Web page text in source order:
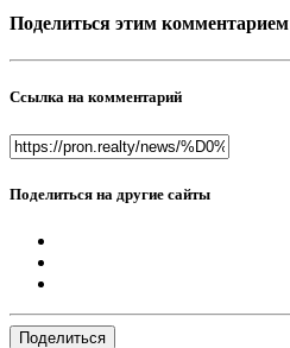
Поделиться этим комментарием
Ссылка на комментарий
Поделиться на другие сайты
Поделиться